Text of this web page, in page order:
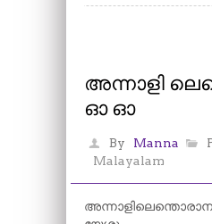
അന്നാളി
ഓ ഓ
By Manna
Malayalam